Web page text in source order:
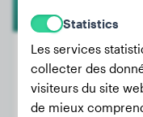
Poids:
Statistics
Les services
collecter des
visiteurs du site
de mieux